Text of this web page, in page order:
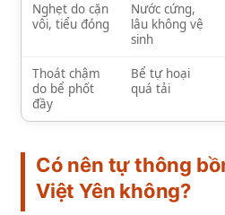
Nghẹt do cặn
vôi, tiểu đóng
Nước cứng,
lâu không vệ
sinh
Thoát chậm
do bể phốt
đầy
Bể tự hoại
quá tải
Có nên tự thông
Việt Yên không?